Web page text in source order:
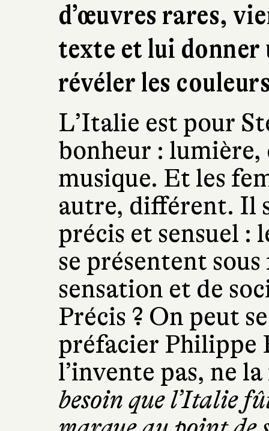
d’œuvres rares,
texte et lui donner
révéler les
L’Italie est pour
bonheur :
musique. Et les
autre, différent. Il
précis et sensuel :
se présentent
sensation et de
Précis ? On peut
préfacier Philippe
l’invente pas, ne
besoin que l’Italie